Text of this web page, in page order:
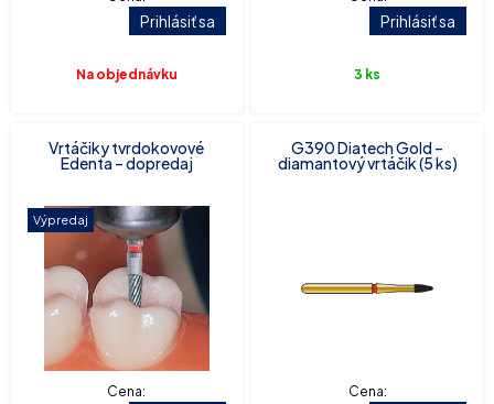
Prihlásiť sa
Na objednávku
Prihlásiť sa
3 ks
Vrtáčiky tvrdokovové
Edenta – dopredaj
Výpredaj
Cena:
G390 Diatech Gold –
diamantový vrtáčik (5 ks)
Cena: